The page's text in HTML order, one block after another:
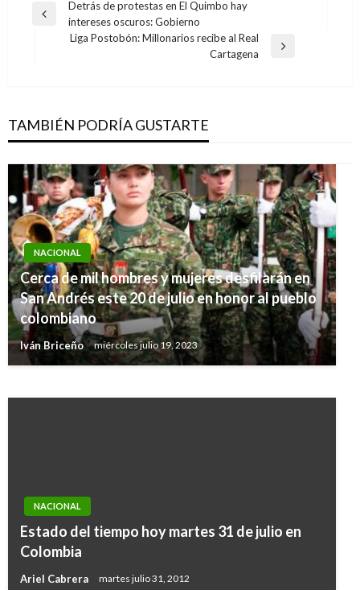
Navegación
Entrada
Detrás de protestas en El Quimbo hay
intereses oscuros: Gobierno
Liga Postobón: Millonarios recibe al Real
Cartagena
TAMBIÉN PODRÍA GUSTARTE
NACIONAL
Cerca de mil hombres y mujeres desfilarán en
San Andrés este 20 de julio en honor al pueblo
colombiano
Iván Briceño miércoles julio 19, 2023
NACIONAL
La tutela no es el mecanismo de entrada al
sistema de salud: Minsalud
Manuel Reyes Beltran martes julio 9, 2019
NACIONAL
Estado del tiempo hoy martes 31 de julio en
Colombia
Ariel Cabrera martes julio 31, 2012